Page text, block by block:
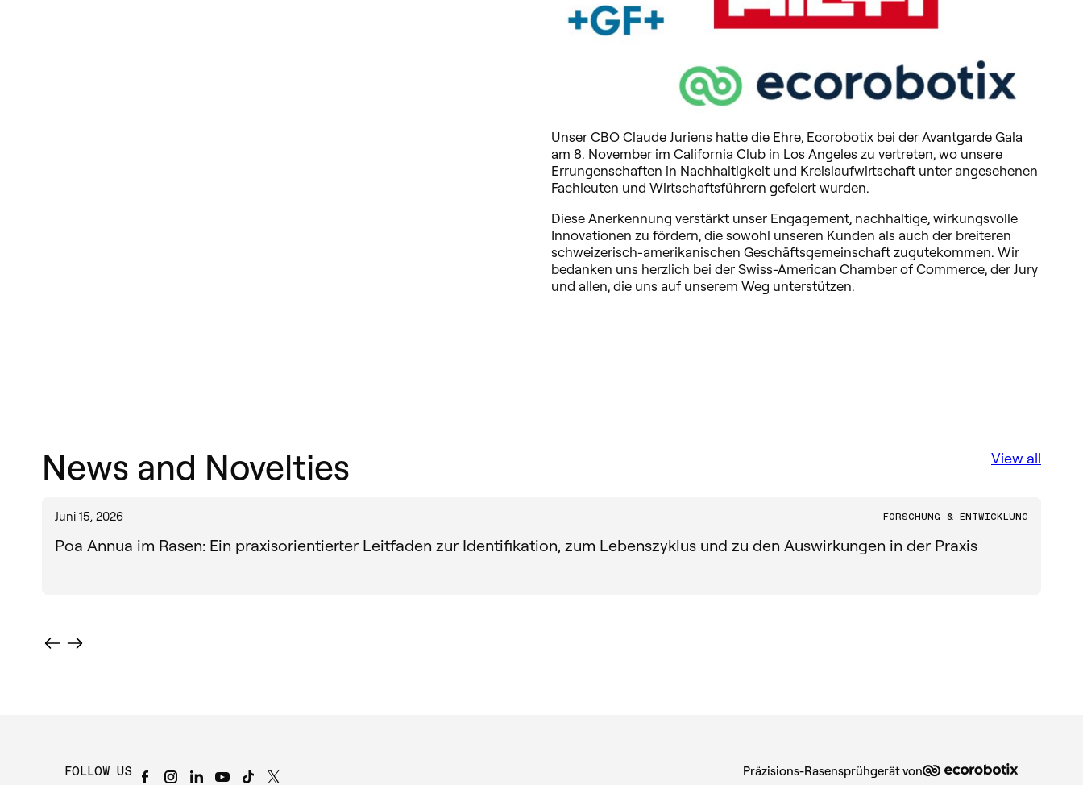
Unser CBO Claude Juriens hatte die Ehre, Ecorobotix bei der Avantgarde Gala
am 8. November im California Club in Los Angeles zu vertreten, wo unsere
Errungenschaften in Nachhaltigkeit und Kreislaufwirtschaft unter angesehenen
Fachleuten und Wirtschaftsführern gefeiert wurden.
Diese Anerkennung verstärkt unser Engagement, nachhaltige, wirkungsvolle
Innovationen zu fördern, die sowohl unseren Kunden als auch der breiteren
schweizerisch-amerikanischen Geschäftsgemeinschaft zugutekommen. Wir
bedanken uns herzlich bei der Swiss-American Chamber of Commerce, der Jury
und allen, die uns auf unserem Weg unterstützen.
News and Novelties View all
Juni 15, 2026 FORSCHUNG & ENTWICKLUNG
Poa Annua im Rasen: Ein praxisorientierter Leitfaden zur Identifikation, zum Lebenszyklus und zu den Auswirkungen in der Praxis
FOLLOW US Präzisions-Rasensprühgerät von